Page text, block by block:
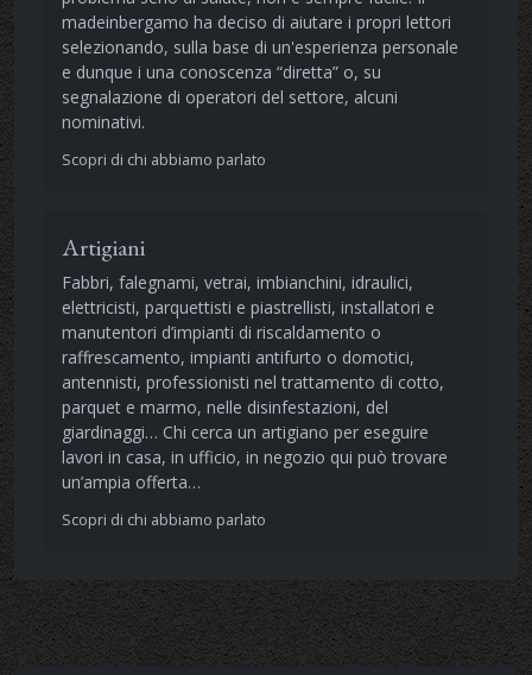
madeinbergamo ha deciso di aiutare i propri lettori
selezionando, sulla base di un'esperienza personale
e dunque i una conoscenza “diretta” o, su
segnalazione di operatori del settore, alcuni
nominativi.
Scopri di chi abbiamo parlato
Artigiani
Fabbri, falegnami, vetrai, imbianchini, idraulici,
elettricisti, parquettisti e piastrellisti, installatori e
manutentori d’impianti di riscaldamento o
raffrescamento, impianti antifurto o domotici,
antennisti, professionisti nel trattamento di cotto,
parquet e marmo, nelle disinfestazioni, del
giardinaggi… Chi cerca un artigiano per eseguire
lavori in casa, in ufficio, in negozio qui può trovare
un’ampia offerta…
Scopri di chi abbiamo parlato